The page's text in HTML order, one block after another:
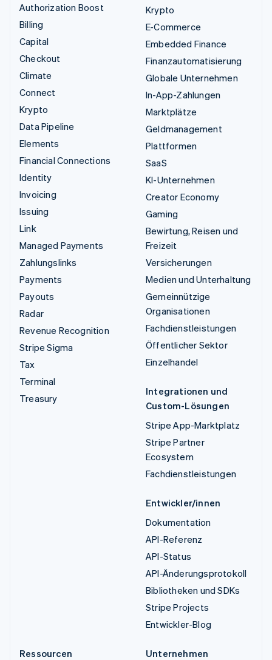
Authorization Boost
Billing
Capital
Checkout
Climate
Connect
Krypto
Data Pipeline
Elements
Financial Connections
Identity
Invoicing
Issuing
Link
Managed Payments
Zahlungslinks
Payments
Payouts
Radar
Revenue Recognition
Stripe Sigma
Tax
Terminal
Treasury
Krypto
E-Commerce
Embedded Finance
Finanzautomatisierung
Globale Unternehmen
In-App-Zahlungen
Marktplätze
Geldmanagement
Plattformen
SaaS
KI-Unternehmen
Creator Economy
Gaming
Bewirtung, Reisen und
Freizeit
Versicherungen
Medien und Unterhaltung
Gemeinnützige
Organisationen
Fachdienstleistungen
Öffentlicher Sektor
Einzelhandel
Integrationen und
Custom-Lösungen
Stripe App-Marktplatz
Stripe Partner
Ecosystem
Fachdienstleistungen
Entwickler/innen
Dokumentation
API-Referenz
API-Status
API-Änderungsprotokoll
Bibliotheken und SDKs
Stripe Projects
Entwickler-Blog
Ressourcen
Unternehmen